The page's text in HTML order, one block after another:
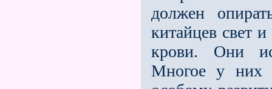
должен
китайцев свет
крови. Они
Многое у них